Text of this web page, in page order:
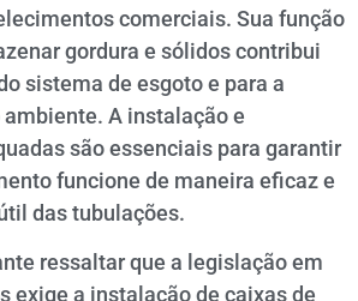
comerciais. Sua função
gordura e sólidos contribui
sistema de esgoto e para a
A instalação e
são essenciais para garantir
funcione de maneira eficaz e
das tubulações.
ressaltar que a legislação em
exige a instalação de caixas de